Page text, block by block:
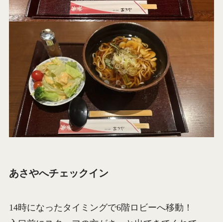
あさやへチェックイン
14時になったタイミングで6階ロビーへ移動！